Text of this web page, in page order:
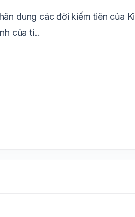
Vàng
dung các đời kiếm tiên của
của ti...